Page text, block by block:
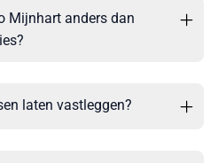
Mijnhart anders dan
laten vastleggen?